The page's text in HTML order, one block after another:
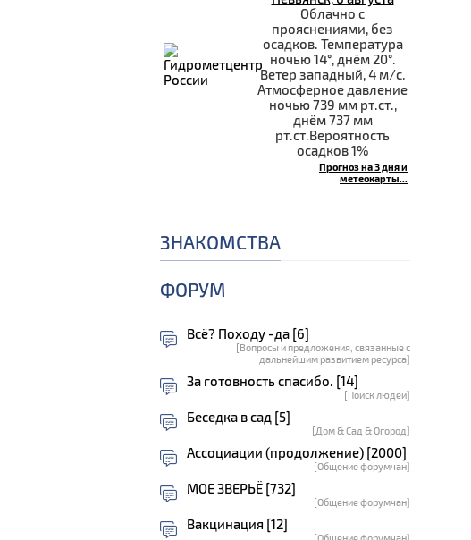
Облачно с
прояснениями, без
осадков. Температура
ночью 14°, днём 20°.
Ветер западный, 4 м/с.
Атмосферное давление
ночью 739 мм рт.ст.,
днём 737 мм
рт.ст.Вероятность
осадков 1%
Прогноз на 3 дня и
метеокарты...
ЗНАКОМСТВА
ФОРУМ
Всё? Походу -да [6]
[Вопросы и предложения, связанные с
дальнейшим развитием ресурса]
За готовность спасибо. [14]
[Поиск людей]
Беседка в сад [5]
[Дом & Сад & Огород]
Ассоциации (продолжение) [2000]
[Общение форумчан]
МОЕ ЗВЕРЬЁ [732]
[Общение форумчан]
Вакцинация [12]